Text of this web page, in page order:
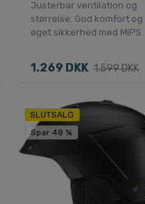
Justerbar ventilation og
størrelse. God komfort og
øget sikkerhed med MIPS
1.269 DKK 1.599 DKK
SLUTSALG
Spar 48 %